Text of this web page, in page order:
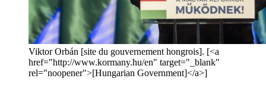
Viktor Orbán [site du gouvernement hongrois]. [<a
href="http://www.kormany.hu/en" target="_blank"
rel="noopener">[Hungarian Government]</a>]